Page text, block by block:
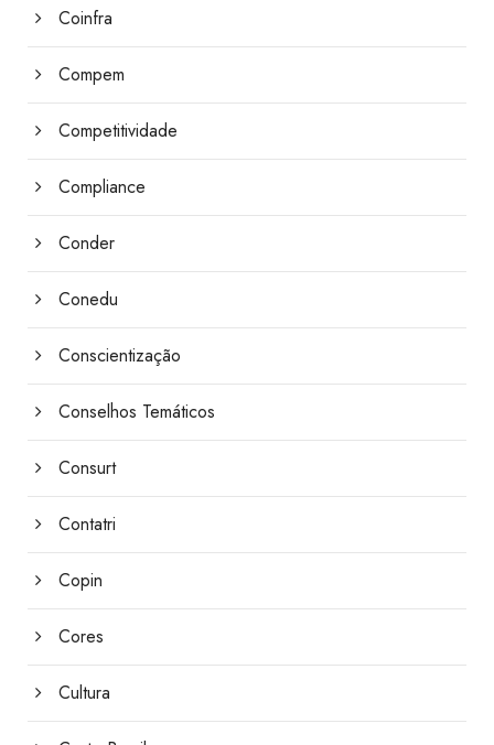
Coinfra
Compem
Competitividade
Compliance
Conder
Conedu
Conscientização
Conselhos Temáticos
Consurt
Contatri
Copin
Cores
Cultura